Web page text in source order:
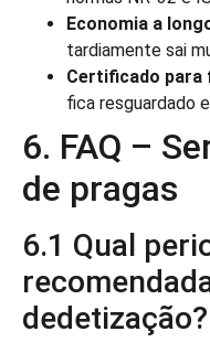
Economia a
tardiamente sai
Certificado para
fica resguardado
6. FAQ –
de pragas
6.1 Qual
dedetização?